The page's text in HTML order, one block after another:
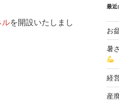
ルを開設いたしまし
最近
お
暑
経
産